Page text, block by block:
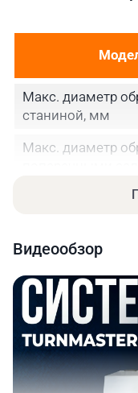
Макс. диаметр
станиной, мм
Макс. диаметр
Ширина
Расстояние
мм
Макс.
мм
Диаметр
шпинделя, мм
Видеообзор